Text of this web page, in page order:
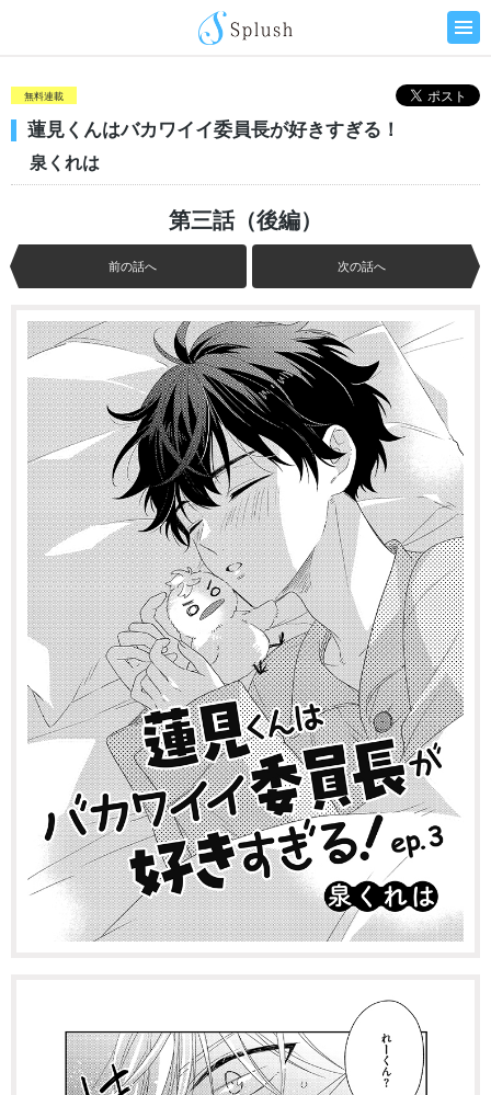
無料連載
蓮見くんはバカワイイ委員長が好きすぎる！
泉くれは
第三話（後編）
前の話へ 次の話へ